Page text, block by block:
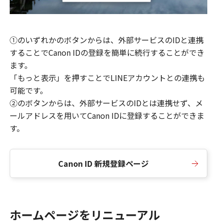
①のいずれかのボタンからは、外部サービスのIDと連携
することでCanon IDの登録を簡単に続行することができ
ます。
「もっと表示」を押すことでLINEアカウントとの連携も
可能です。
②のボタンからは、外部サービスのIDとは連携せず、メ
ールアドレスを用いてCanon IDに登録することができま
す。
Canon ID 新規登録ページ
ホームページをリニューアル